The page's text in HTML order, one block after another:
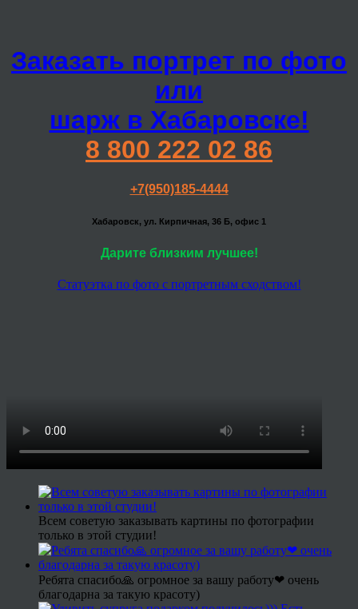
Заказать портрет по фото
или
шарж в Хабаровске!
8 800 222 02 86
+7(950)185-4444
Хабаровск, ул. Кирпичная, 36 Б, офис 1
Дарите близким лучшее!
Статуэтка по фото с портретным сходством!
Всем советую заказывать картины по фотографии
только в этой студии!
Ребята спасибо🙏 огромное за вашу работу❤ очень
благодарна за такую красоту)